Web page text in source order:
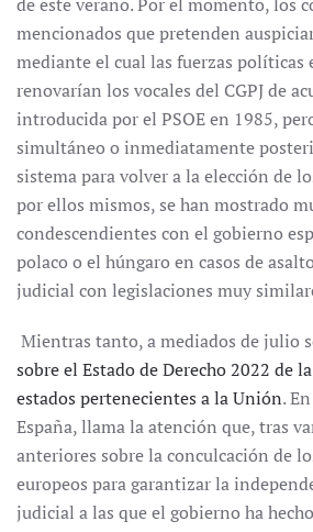
mencionados que pretenden
mediante el cual las fuerzas políticas
renovarían los vocales del CGPJ de
introducida por el PSOE en 1985,
simultáneo o inmediatamente
sistema para volver a la elección de
por ellos mismos, se han mostrado
condescendientes con el gobierno
polaco o el húngaro en casos de
judicial con legislaciones muy
Mientras tanto, a mediados de julio
sobre el Estado de Derecho 2022 de
estados pertenecientes a la Unión.
España, llama la atención que, tras
anteriores sobre la conculcación de
europeos para garantizar la
judicial a las que el gobierno ha